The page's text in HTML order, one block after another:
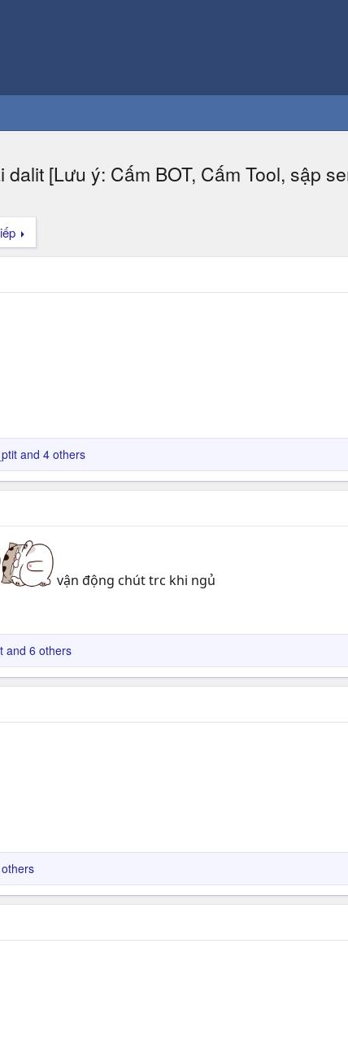
[Lưu ý: Cấm BOT, Cấm Tool, sập
and 4 others
vận động chút trc khi ngủ
and 6 others